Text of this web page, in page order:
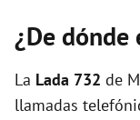
¿De dónde
La Lada 732 de
llamadas